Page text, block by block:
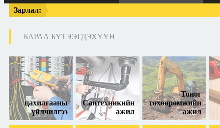
Зарлал:
БАРАА БҮТЭЭГДЭХҮҮН
цахилгааны
үйлчилгээ
Сантехникийн
ажил
Тоног
төхөөрөмжийн
ажил
50-тай